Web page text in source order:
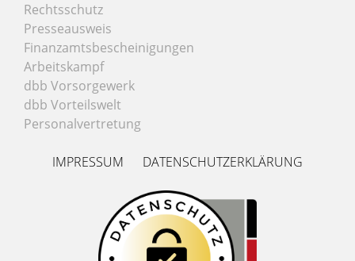
Rechtsschutz
Presseausweis
Finanzamtsbescheinigungen
Arbeitskampf
dbb Vorsorgewerk
dbb Vorteilswelt
Personalvertretung
IMPRESSUM DATENSCHUTZERKLÄRUNG